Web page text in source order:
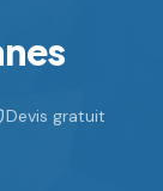
Devis gratuit